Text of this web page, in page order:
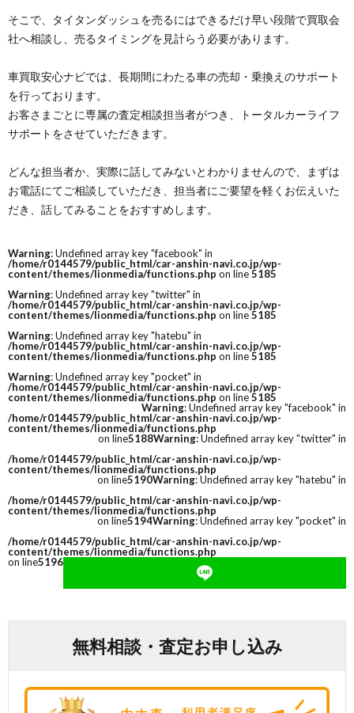
そこで、タイタンダッシュを売るにはできるだけ早い段階で買取会
社へ相談し、売るタイミングを見計らう必要があります。
車買取安心ナビでは、長期間にわたる車の売却・乗換えのサポート
を行っております。
お客さまごとに専属の査定相談担当者がつき、トータルカーライフ
サポートをさせていただきます。
どんな担当者か、実際に話してみないとわかりませんので、まずは
お電話にてご相談していただき、担当者にご要望を軽くお伝えいた
だき、話してみることをおすすめします。
Warning: Undefined array key "facebook" in
/home/r0144579/public_html/car-anshin-navi.co.jp/wp-
content/themes/lionmedia/functions.php on line5185
Warning: Undefined array key "twitter" in
/home/r0144579/public_html/car-anshin-navi.co.jp/wp-
content/themes/lionmedia/functions.php on line5185
Warning: Undefined array key "hatebu" in
/home/r0144579/public_html/car-anshin-navi.co.jp/wp-
content/themes/lionmedia/functions.php on line5185
Warning: Undefined array key "pocket" in
/home/r0144579/public_html/car-anshin-navi.co.jp/wp-
content/themes/lionmedia/functions.php on line5185
Warning: Undefined array key "facebook" in
/home/r0144579/public_html/car-anshin-navi.co.jp/wp-
content/themes/lionmedia/functions.php
on line5188Warning: Undefined array key "twitter" in
/home/r0144579/public_html/car-anshin-navi.co.jp/wp-
content/themes/lionmedia/functions.php
on line5190Warning: Undefined array key "hatebu" in
/home/r0144579/public_html/car-anshin-navi.co.jp/wp-
content/themes/lionmedia/functions.php
on line5194Warning: Undefined array key "pocket" in
/home/r0144579/public_html/car-anshin-navi.co.jp/wp-
content/themes/lionmedia/functions.php
on line5196
無料相談・査定お申し込み